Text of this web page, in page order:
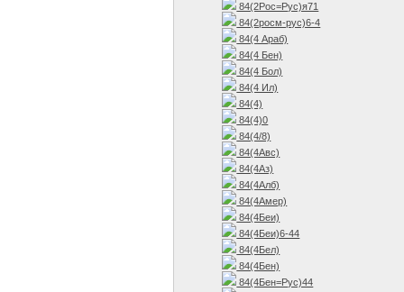
84(2Рос=Рус)я71
84(2росм-рус)6-4
84(4 Араб)
84(4 Бен)
84(4 Бол)
84(4 Ил)
84(4)
84(4)0
84(4/8)
84(4Авс)
84(4Аз)
84(4Алб)
84(4Амер)
84(4Беи)
84(4Беи)6-44
84(4Бел)
84(4Бен)
84(4Бен=Рус)44